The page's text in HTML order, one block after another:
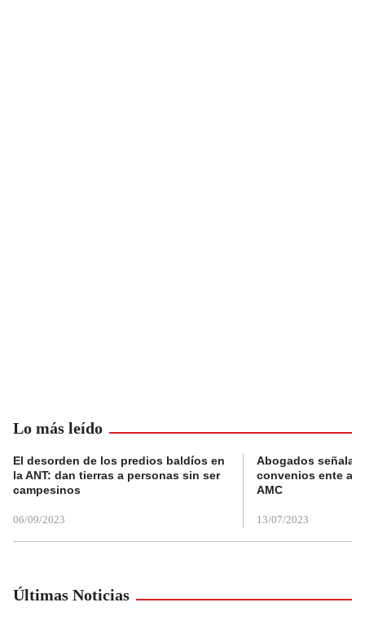
Lo más leído
El desorden de los predios baldíos en
la ANT: dan tierras a personas sin ser
campesinos
06/09/2023
Abogados
convenios ente
AMC
13/07/2023
Últimas Noticias